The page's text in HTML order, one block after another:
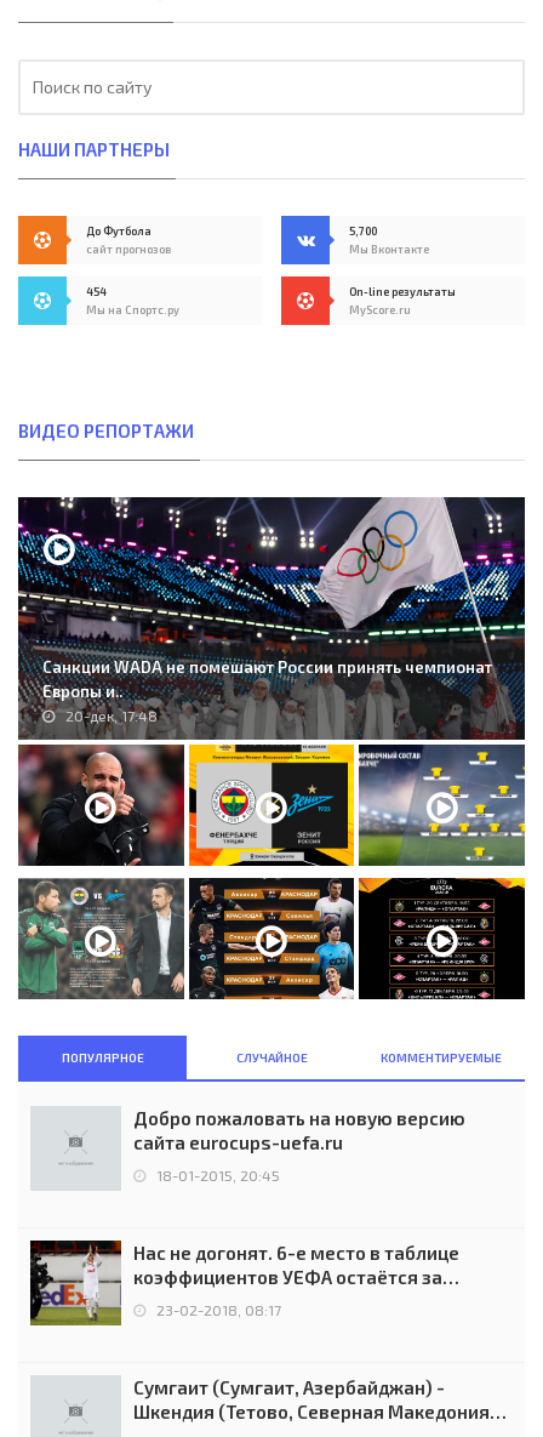
НАШИ ПАРТНЕРЫ
До Футбола
сайт прогнозов
5,700
Мы Вконтакте
454
Мы на Спортс.ру
On-line результаты
MyScore.ru
ВИДЕО РЕПОРТАЖИ
Санкции WADA не помешают России принять чемпионат
Европы и..
20-дек, 17:48
ПОПУЛЯРНОЕ СЛУЧАЙНОЕ КОММЕНТИРУЕМЫЕ
Добро пожаловать на новую версию
сайта eurocups-uefa.ru
18-01-2015, 20:45
Нас не догонят. 6-е место в таблице
коэффициентов УЕФА остаётся за
Россией
23-02-2018, 08:17
Сумгаит (Сумгаит, Азербайджан) -
Шкендия (Тетово, Северная Македония) -